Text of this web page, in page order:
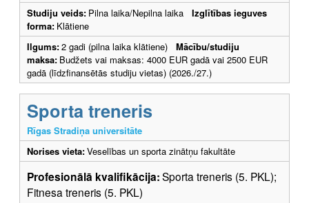
Studiju veids: Pilna laika/Nepilna laika Izglītības ieguves
forma: Klātiene
Ilgums:2 gadi (pilna laika klātiene) Mācību/studiju
maksa: Budžets vai maksas: 4000 EUR gadā vai 2500 EUR
gadā (līdzfinansētās studiju vietas) (2026./27.)
Sporta treneris
Rīgas Stradiņa universitāte
Norises vieta:Veselības un sporta zinātņu fakultāte
Profesionālā kvalifikācija:Sporta treneris (5. PKL);
Fitnesa treneris (5. PKL)